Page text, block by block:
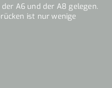
A6 und der A8 gelegen.
ist nur wenige